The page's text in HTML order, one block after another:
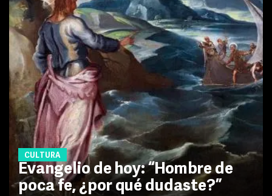
CULTURA
Evangelio de hoy: “Hombre de
poca fe, ¿por qué dudaste?”